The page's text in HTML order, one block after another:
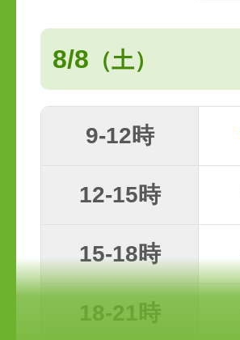
8/8 （土）
9-12時
12-15時
15-18時
18-21時